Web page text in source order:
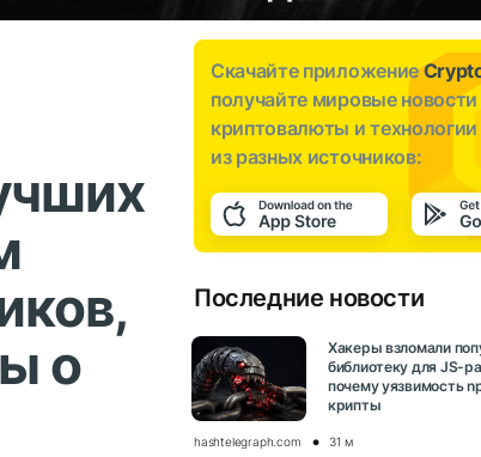
о
Скачайте приложение
получайте мировые новости
криптовалюты и
из разных источников:
Последние новости
Хакеры взломали
библиотеку для JS-
почему уязвимость
крипты
hashtelegraph.com 31 м